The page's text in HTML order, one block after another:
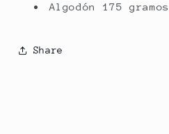
Algodón 175
Share